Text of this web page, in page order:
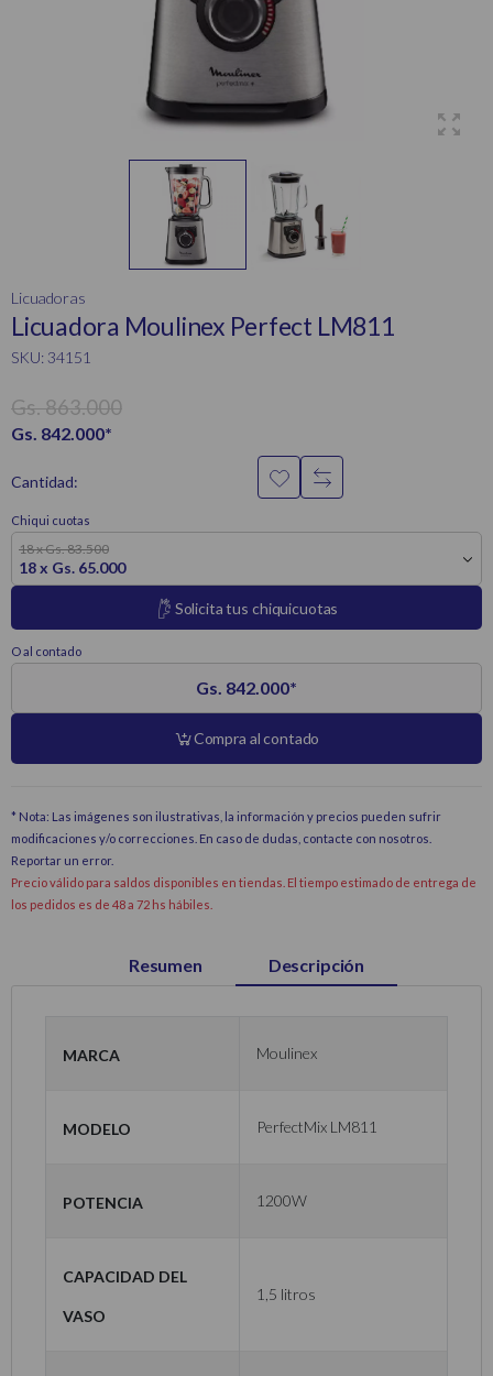
Licuadoras
Licuadora Moulinex Perfect LM811
SKU: 34151
Gs. 863.000
Gs. 842.000*
Cantidad:
Chiqui cuotas
18 x Gs. 83.500
18 x Gs. 65.000
Solicita tus chiquicuotas
O al contado
Gs. 842.000*
Compra al contado
* Nota: Las imágenes son ilustrativas, la información y precios pueden sufrir
modificaciones y/o correcciones. En caso de dudas, contacte con nosotros.
Reportar un error.
Precio válido para saldos disponibles en tiendas. El tiempo estimado de entrega de
los pedidos es de 48 a 72 hs hábiles.
Resumen Descripción
Marca Moulinex
Modelo PerfectMix LM811
Potencia 1200W
Capacidad del
vaso
1,5 litros